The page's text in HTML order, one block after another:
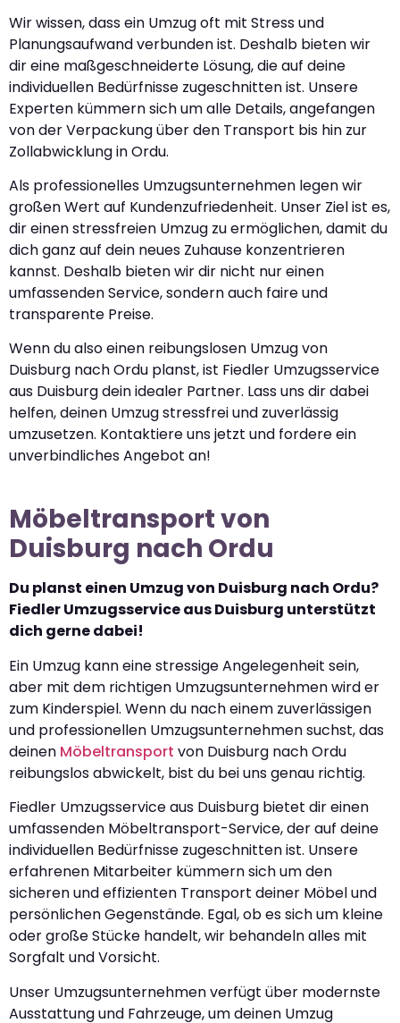
Wir wissen, dass ein Umzug oft mit Stress und
Planungsaufwand verbunden ist. Deshalb bieten wir
dir eine maßgeschneiderte Lösung, die auf deine
individuellen Bedürfnisse zugeschnitten ist. Unsere
Experten kümmern sich um alle Details, angefangen
von der Verpackung über den Transport bis hin zur
Zollabwicklung in Ordu.
Als professionelles Umzugsunternehmen legen wir
großen Wert auf Kundenzufriedenheit. Unser Ziel ist es,
dir einen stressfreien Umzug zu ermöglichen, damit du
dich ganz auf dein neues Zuhause konzentrieren
kannst. Deshalb bieten wir dir nicht nur einen
umfassenden Service, sondern auch faire und
transparente Preise.
Wenn du also einen reibungslosen Umzug von
Duisburg nach Ordu planst, ist Fiedler Umzugsservice
aus Duisburg dein idealer Partner. Lass uns dir dabei
helfen, deinen Umzug stressfrei und zuverlässig
umzusetzen. Kontaktiere uns jetzt und fordere ein
unverbindliches Angebot an!
Möbeltransport von
Duisburg nach Ordu
Du planst einen Umzug von Duisburg nach Ordu?
Fiedler Umzugsservice aus Duisburg unterstützt
dich gerne dabei!
Ein Umzug kann eine stressige Angelegenheit sein,
aber mit dem richtigen Umzugsunternehmen wird er
zum Kinderspiel. Wenn du nach einem zuverlässigen
und professionellen Umzugsunternehmen suchst, das
deinen Möbeltransport von Duisburg nach Ordu
reibungslos abwickelt, bist du bei uns genau richtig.
Fiedler Umzugsservice aus Duisburg bietet dir einen
umfassenden Möbeltransport-Service, der auf deine
individuellen Bedürfnisse zugeschnitten ist. Unsere
erfahrenen Mitarbeiter kümmern sich um den
sicheren und effizienten Transport deiner Möbel und
persönlichen Gegenstände. Egal, ob es sich um kleine
oder große Stücke handelt, wir behandeln alles mit
Sorgfalt und Vorsicht.
Unser Umzugsunternehmen verfügt über modernste
Ausstattung und Fahrzeuge, um deinen Umzug